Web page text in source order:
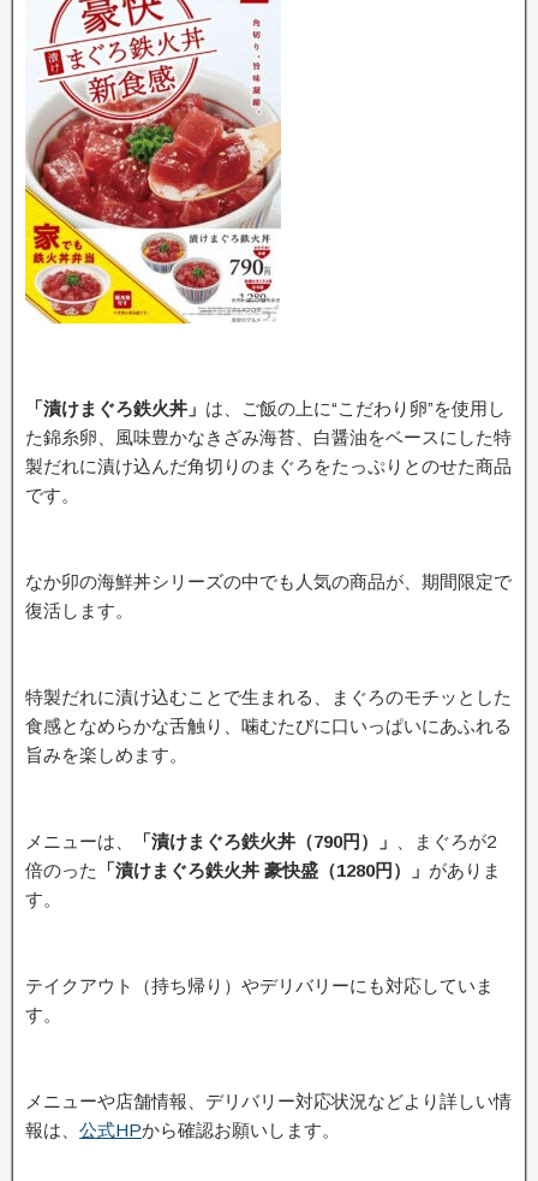
「漬けまぐろ鉄火丼」 は、ご飯の上に“こだわり卵”を使用し
た錦糸卵、風味豊かなきざみ海苔、白醤油をベースにした特
製だれに漬け込んだ角切りのまぐろをたっぷりとのせた商品
です。
なか卯の海鮮丼シリーズの中でも人気の商品が、期間限定で
復活します。
特製だれに漬け込むことで生まれる、まぐろのモチッとした
食感となめらかな舌触り、噛むたびに口いっぱいにあふれる
旨みを楽しめます。
メニューは、 「漬けまぐろ鉄火丼（790円）」
、まぐろが2
倍のった
「漬けまぐろ鉄火丼 豪快盛（1280円）」 がありま
す。
テイクアウト（持ち帰り）やデリバリーにも対応していま
す。
メニューや店舗情報、デリバリー対応状況などより詳しい情
報は、 公式HPから確認お願いします。